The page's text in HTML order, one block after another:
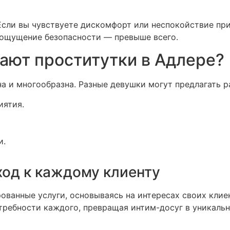
вы чувствуете дискомфорт или неспокойствие
безопасности — превыше всего.
проститутки в Адлере?
и многообразна. Разные девушки могут предлагать
к каждому клиенту
услуги, основываясь на интересах своих
каждого, превращая интим-досуг в